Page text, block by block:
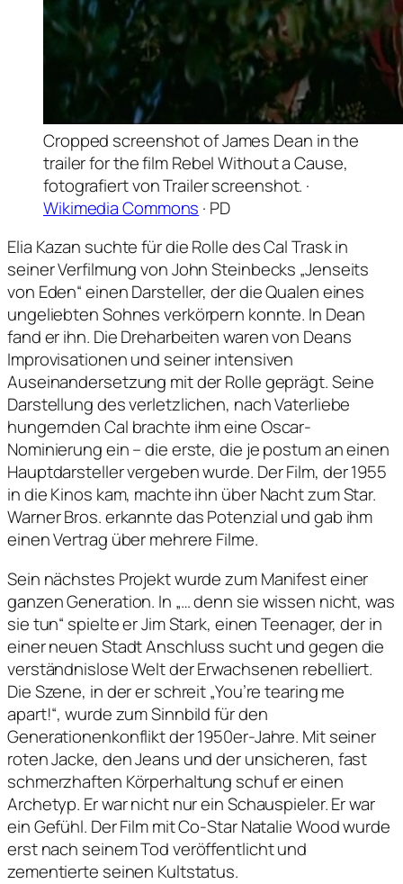
Cropped screenshot of James Dean in the
trailer for the film Rebel Without a Cause,
fotografiert von Trailer screenshot. ·
Wikimedia Commons · PD
Elia Kazan suchte für die Rolle des Cal Trask in
seiner Verfilmung von John Steinbecks „Jenseits
von Eden“ einen Darsteller, der die Qualen eines
ungeliebten Sohnes verkörpern konnte. In Dean
fand er ihn. Die Dreharbeiten waren von Deans
Improvisationen und seiner intensiven
Auseinandersetzung mit der Rolle geprägt. Seine
Darstellung des verletzlichen, nach Vaterliebe
hungernden Cal brachte ihm eine Oscar-
Nominierung ein – die erste, die je postum an einen
Hauptdarsteller vergeben wurde. Der Film, der 1955
in die Kinos kam, machte ihn über Nacht zum Star.
Warner Bros. erkannte das Potenzial und gab ihm
einen Vertrag über mehrere Filme.
Sein nächstes Projekt wurde zum Manifest einer
ganzen Generation. In „… denn sie wissen nicht, was
sie tun“ spielte er Jim Stark, einen Teenager, der in
einer neuen Stadt Anschluss sucht und gegen die
verständnislose Welt der Erwachsenen rebelliert.
Die Szene, in der er schreit „You’re tearing me
apart!“, wurde zum Sinnbild für den
Generationenkonflikt der 1950er-Jahre. Mit seiner
roten Jacke, den Jeans und der unsicheren, fast
schmerzhaften Körperhaltung schuf er einen
Archetyp. Er war nicht nur ein Schauspieler. Er war
ein Gefühl. Der Film mit Co-Star Natalie Wood wurde
erst nach seinem Tod veröffentlicht und
zementierte seinen Kultstatus.